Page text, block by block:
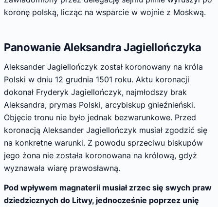
koronę polską, licząc na wsparcie w wojnie z Moskwą.
Panowanie Aleksandra Jagiellończyka
Aleksander Jagiellończyk został koronowany na króla
Polski w dniu 12 grudnia 1501 roku. Aktu koronacji
dokonał Fryderyk Jagiellończyk, najmłodszy brak
Aleksandra, prymas Polski, arcybiskup gnieźnieński.
Objęcie tronu nie było jednak bezwarunkowe. Przed
koronacją Aleksander Jagiellończyk musiał zgodzić się
na konkretne warunki. Z powodu sprzeciwu biskupów
jego żona nie została koronowana na królową, gdyż
wyznawała wiarę prawosławną.
Pod wpływem magnaterii musiał zrzec się swych praw
dziedzicznych do Litwy, jednocześnie poprzez unię